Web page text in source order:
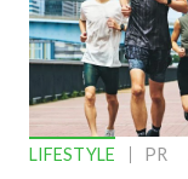
LIFESTYLE PR